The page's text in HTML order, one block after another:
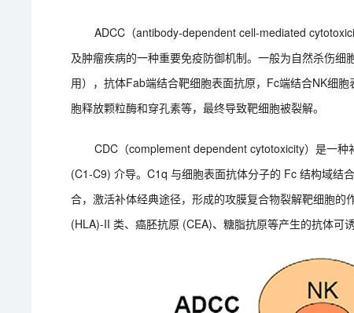
ADCC（antibody-dependent cell-mediated
及肿瘤疾病的一种重要免疫防御机制。一般为自然杀伤
用），抗体Fab端结合靶细胞表面抗原，Fc端结合NK细
胞释放颗粒酶和穿孔素等，最终导致靶细胞被裂解。
CDC（complement dependent cytotoxicity）是一
(C1-C9) 介导。C1q 与细胞表面抗体分子的 Fc 结构域结
合，激活补体经典途径，形成的攻膜复合物裂解靶细胞
(HLA)-II 类、癌胚抗原 (CEA)、糖脂抗原等产生的抗体可诱